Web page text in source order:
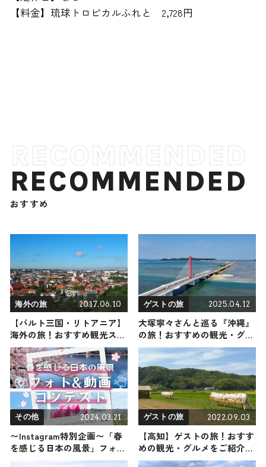
【料金】琉球トロピカルふれと 2,728円
RECOMMENDED
おすすめ
海外の旅 2017.06.10
【バルト三国・リトアニア】
海外の旅！おすすめ観光スポ
ットやグルメをリポート
ゲストの旅 2025.04.12
大塚寧々さんと巡る『沖縄』
の旅！おすすめの観光・グル
メをご紹介 2025年4月12日放
送
その他 2024.03.21
〜Instagram特別企画〜「春
を感じる日本の風景」フォト
&動画コンテスト開催中
ゲストの旅 2022.09.03
【高知】ゲストの旅！おすす
めの観光・グルメをご紹介
2022年9月3日放送